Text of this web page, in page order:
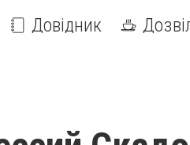
Довідник